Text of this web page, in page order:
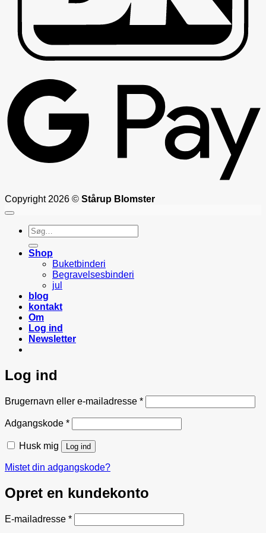
Copyright 2026 © Stårup Blomster
Søg
efter:
Shop
Buketbinderi
Begravelsesbinderi
jul
blog
kontakt
Om
Log ind
Newsletter
Log ind
Brugernavn eller e-mailadresse *Påkrævet
Adgangskode *Påkrævet
Husk mig Log ind
Mistet din adgangskode?
Opret en kundekonto
E-mailadresse *Påkrævet